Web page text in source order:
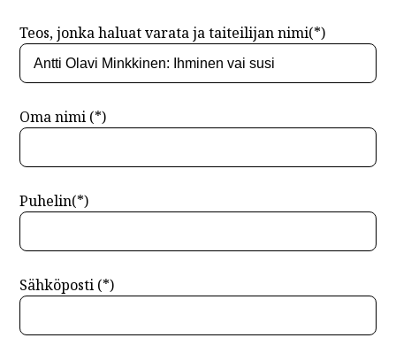
Teos, jonka haluat varata ja taiteilijan nimi(*)
Oma nimi (*)
Puhelin(*)
Sähköposti (*)